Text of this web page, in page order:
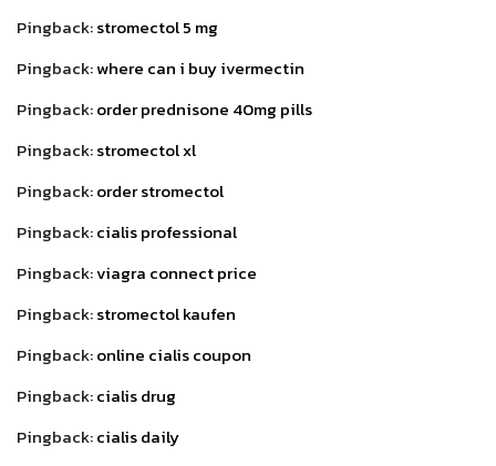
Pingback:stromectol 5 mg
Pingback:where can i buy ivermectin
Pingback:order prednisone 40mg pills
Pingback:stromectol xl
Pingback:order stromectol
Pingback:cialis professional
Pingback:viagra connect price
Pingback:stromectol kaufen
Pingback:online cialis coupon
Pingback:cialis drug
Pingback:cialis daily